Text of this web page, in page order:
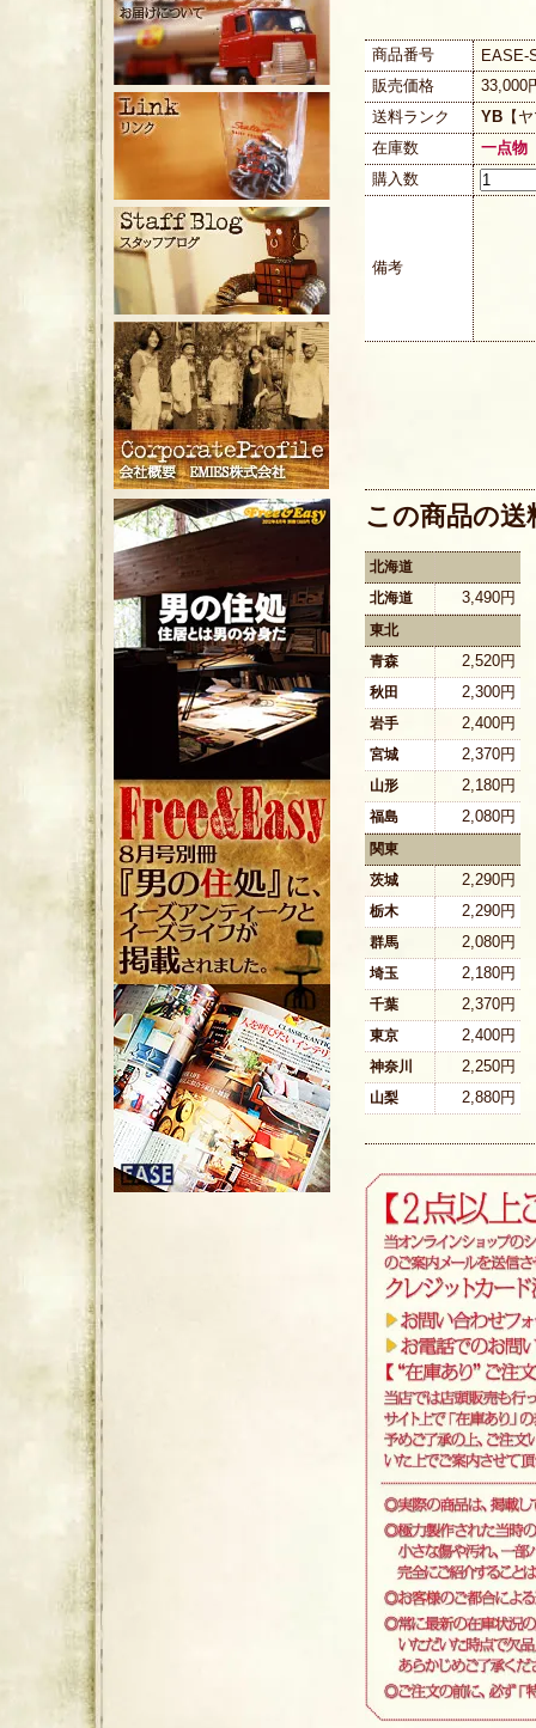
商品番号
EASE-
販売価格
33,000
送料ランク
YB 【
在庫数
一点物
購入数
備考
この商品の
北海道
北海道
3,490円
東北
青森
2,520円
秋田 2,300円
岩手 2,400円
宮城 2,370円
山形 2,180円
福島 2,080円
関東
茨城
2,290円
栃木 2,290円
群馬 2,080円
埼玉 2,180円
千葉 2,370円
東京 2,400円
神奈川 2,250円
山梨 2,880円